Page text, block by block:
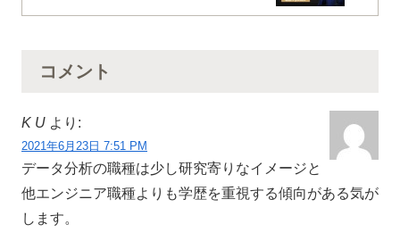
コメント
K U より:
2021年6月23日 7:51 PM
データ分析の職種は少し研究寄りなイメージと
他エンジニア職種よりも学歴を重視する傾向がある気が
します。